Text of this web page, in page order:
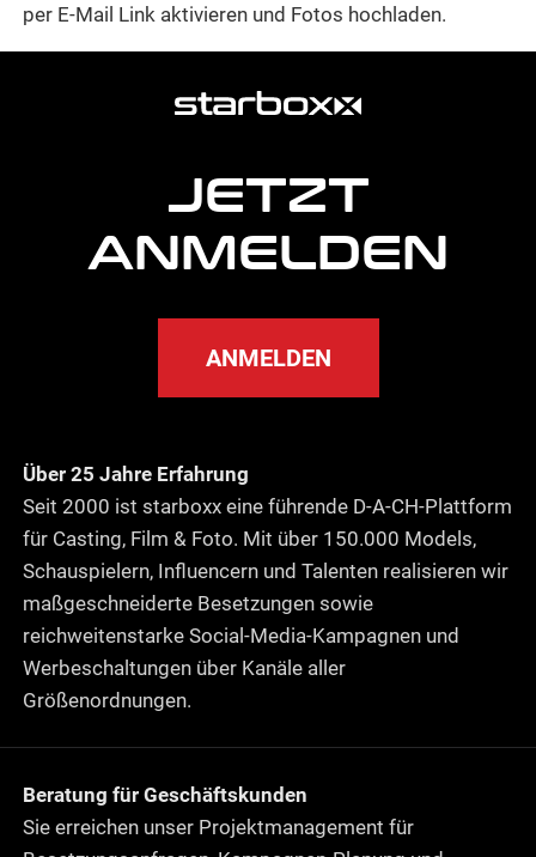
per E-Mail Link aktivieren und Fotos hochladen.
JETZT
ANMELDEN
ANMELDEN
Über 25 Jahre Erfahrung
Seit 2000 ist starboxx eine führende D-A-CH-Plattform
für Casting, Film & Foto. Mit über 150.000 Models,
Schauspielern, Influencern und Talenten realisieren wir
maßgeschneiderte Besetzungen sowie
reichweitenstarke Social-Media-Kampagnen und
Werbeschaltungen über Kanäle aller
Größenordnungen.
Beratung für Geschäftskunden
Sie erreichen unser Projektmanagement für